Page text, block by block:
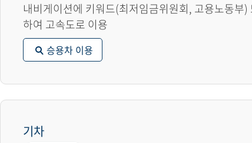
내비게이션에 키워드(최저임금위원회, 고용노동
하여 고속도로 이용
승용차 이용
기차